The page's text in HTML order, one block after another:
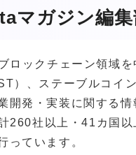
マガジン編集
ックチェーン領域
）、ステーブルコイ
開発・実装に関する
社以上・41カ国以
っています。